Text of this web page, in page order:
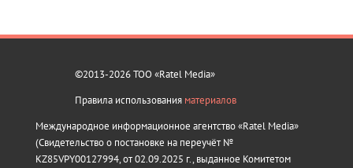
©2013-2026 ТОО «Ratel Media»
Правила использования материалов
Международное информационное агентство «Ratel Media»
(Свидетельство о постановке на переучёт №
KZ85VPY00127994, от 02.09.2025 г., выданное Комитетом